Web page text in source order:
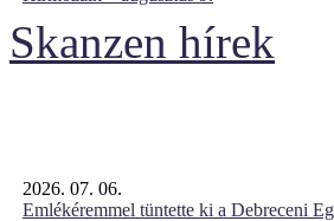
Skanzen hírek
2026. 07. 06.
Emlékéremmel tüntette ki a Debreceni